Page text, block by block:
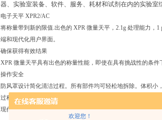
欢迎您！
器、实验室装备、软件、服务、耗材和试剂在内的实验室
电子天平 XPR2/AC
将称量带到新的限值.出色的 XPR 微量天平，2.1g 处理能力，
端和现代化用户界面。
确保获得有效结果
XPR 微量天平具有出色的称量性能，即使在具有挑战性的条件
操作安全
防风罩设计简化清洁过程。所有部件均可轻松地拆除。体积小
过程高效
现代化的用户界面提供方便的功能，如内置结果记事本、存储